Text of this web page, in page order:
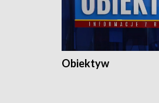
Obiektyw